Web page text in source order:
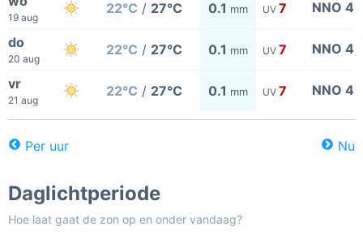
19 aug
22°C / 27°C 0.1 mm UV 7 NNO 4
do
20 aug
22°C / 27°C 0.1 mm UV 7 NNO 4
vr
21 aug
22°C / 27°C 0.1 mm UV 7 NNO 4
Per uur Nu
Daglichtperiode
Hoe laat gaat de zon op en onder vandaag?